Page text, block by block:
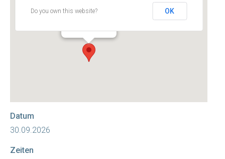
Rudolstadt
Do you own this website? OK
Datum
Zeiten